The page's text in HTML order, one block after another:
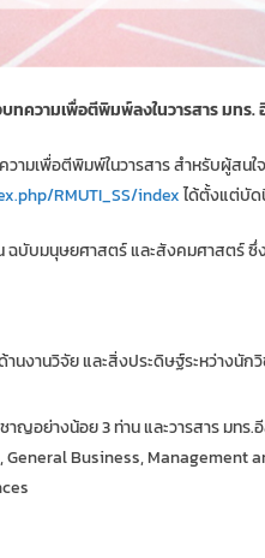
ทความเพื่อตีพิมพ์ลงในวารสาร มทร
เพื่อตีพิมพ์ในวารสาร สำหรับผู้สนใ
RMUTI_SS/indexได้ตั้งแต่บัด
ฉบับมนุษยศาสตร์ และสังคมศาสตร์ ซึ่
นงานวิจัย และสิ่งประดิษฐ์ระหว่าง
อย่างน้อย 3 ท่าน และวารสาร มท
General Business,